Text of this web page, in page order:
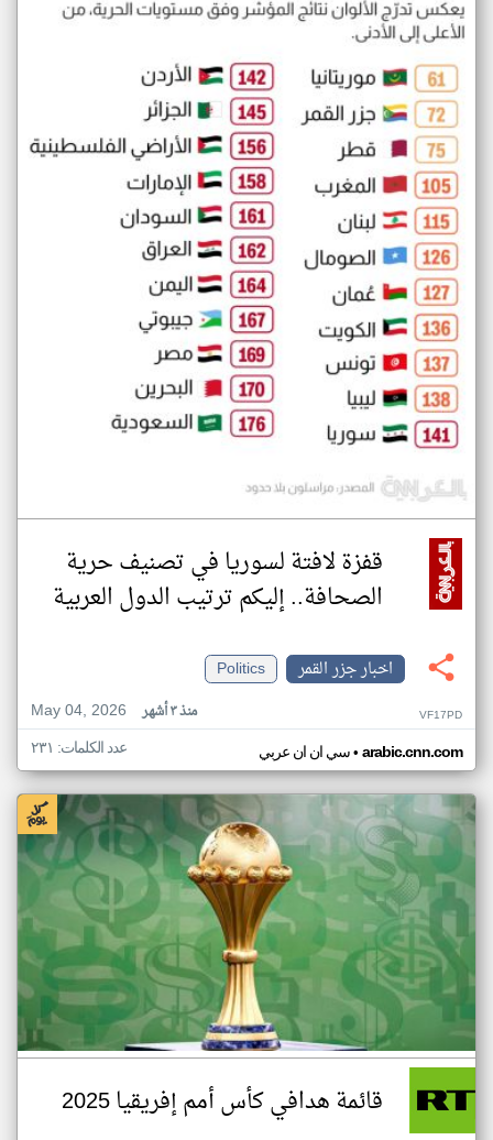
قفزة لافتة لسوريا في تصنيف حرية
الصحافة.. إليكم ترتيب الدول العربية
اخبار جزر القمر
Politics
May 04, 2026
منذ ٣ أشهر VF17PD
سي ان ان عربي• arabic.cnn.com عدد الكلمات: ٢٣١
قائمة هدافي كأس أمم إفريقيا 2025